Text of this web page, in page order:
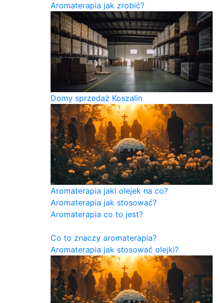
Aromaterapia jak zrobić?
Domy sprzedaż Koszalin
Aromaterapia jaki olejek na co?
Aromaterapia jak stosować?
Aromaterapia co to jest?
Co to znaczy aromaterapia?
Aromaterapia jak stosować olejki?